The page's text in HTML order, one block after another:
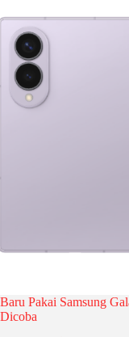
Baru Pakai Samsung
Dicoba